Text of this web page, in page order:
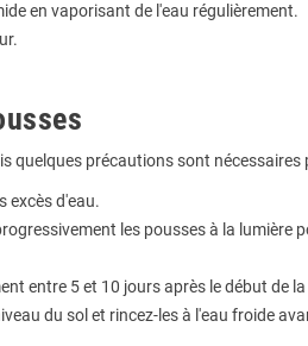
en vaporisant de l'eau régulièrement.
quelques précautions sont
excès d'eau.
les pousses à la lumière
entre 5 et 10 jours après le début de
du sol et rincez-les à l'eau froide